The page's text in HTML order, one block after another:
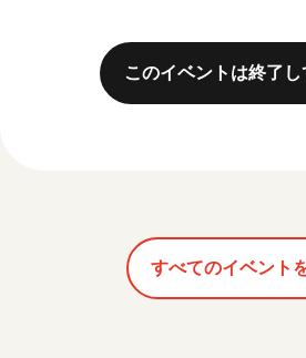
このイベントは終了
すべてのイベント